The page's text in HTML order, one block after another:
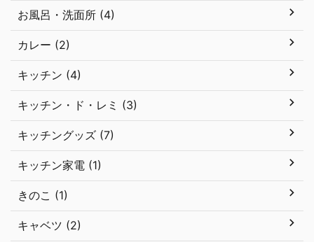
お風呂・洗面所 (4)
カレー (2)
キッチン (4)
キッチン・ド・レミ (3)
キッチングッズ (7)
キッチン家電 (1)
きのこ (1)
キャベツ (2)